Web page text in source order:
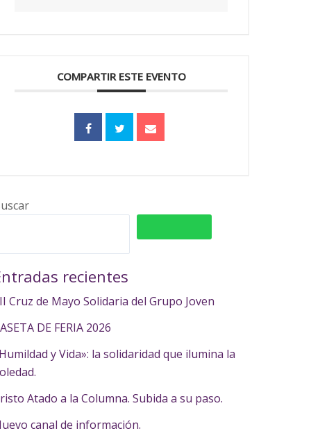
COMPARTIR ESTE EVENTO
recientes
Cruz de Mayo Solidaria del Grupo Joven
DE FERIA 2026
y Vida»: la solidaridad que ilumina la
Atado a la Columna. Subida a su paso.
canal de información.